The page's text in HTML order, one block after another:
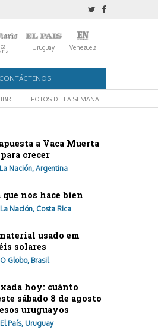
Uruguay Venezuela
CONTÁCTENOS
FOTOS DE LA SEMANA
a Vaca Muerta
crecer
La Nación, Argentina
nos hace bien
La Nación, Costa Rica
usado em
solares
O Globo, Brasil
hoy: cuánto
sábado 8 de agosto
uruguayos
El País, Uruguay